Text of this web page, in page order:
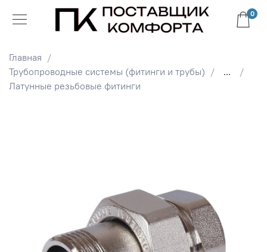
0
Главная
Трубопроводные системы (фитинги и трубы)
...
Латунные резьбовые фитинги